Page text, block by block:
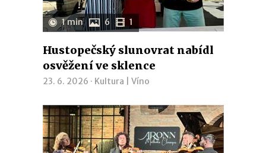
1 min 6 1
Hustopečský slunovrat nabídl
osvěžení ve sklence
23. 6. 2026 · Kultura Víno